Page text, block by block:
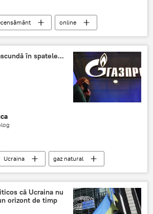
online
în spatele...
Ucraina gaz natural
că Ucraina nu
orizont de timp